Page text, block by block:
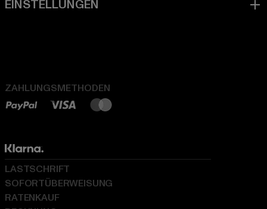
ZAHLUNGSMETHODEN
LASTSCHRIFT
SOFORTÜBERWEISUNG
RATENKAUF